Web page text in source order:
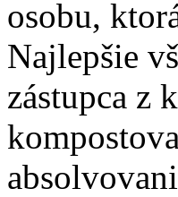
osobu,
Najlepšie
zástupca z